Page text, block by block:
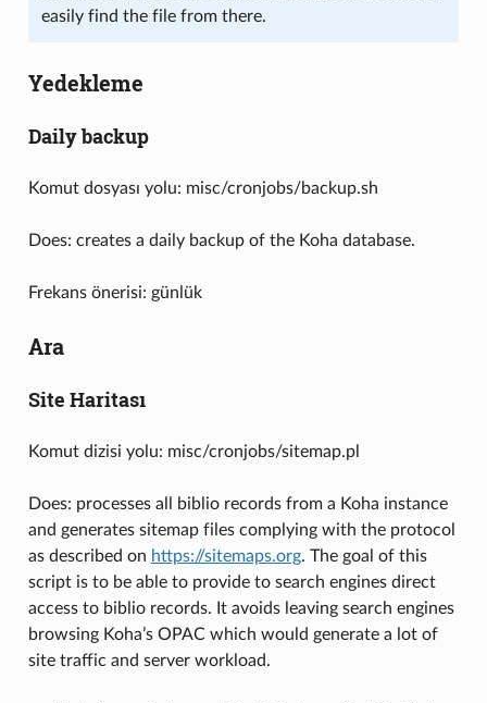
easily find the file from there.
Yedekleme
Daily backup
Komut dosyası yolu: misc/cronjobs/backup.sh
Does: creates a daily backup of the Koha database.
Frekans önerisi: günlük
Ara
Site Haritası
Komut dizisi yolu: misc/cronjobs/sitemap.pl
Does: processes all biblio records from a Koha instance
and generates sitemap files complying with the protocol
as described on https://sitemaps.org. The goal of this
script is to be able to provide to search engines direct
access to biblio records. It avoids leaving search engines
browsing Koha’s OPAC which would generate a lot of
site traffic and server workload.